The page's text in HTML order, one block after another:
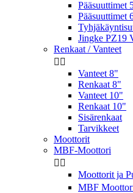
Pääsuuttimet
Pääsuuttimet
Jingke PZ19
Renkaat / Vanteet
 
Vanteet 8"
Renkaat 8"
Vanteet 10"
Renkaat 10"
Sisärenkaat
Tarvikkeet
Moottorit
MBF-Moottori
 
Moottorit ja
MBF